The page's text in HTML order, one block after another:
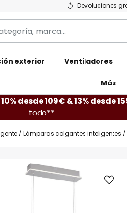
Devoluciones
exterior Ventiladores
Más
10% desde 109€ & 13% desde
todo**
Lámparas colgantes inteligentes